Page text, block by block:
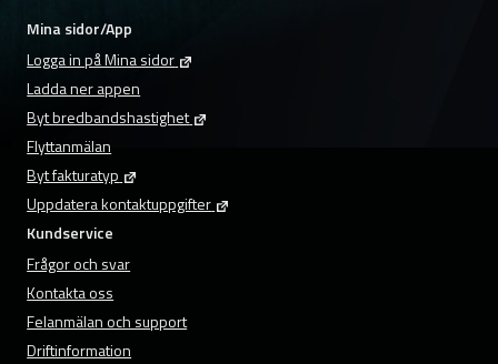
Mina sidor/App
Logga in på Mina sidor
Ladda ner appen
Byt bredbandshastighet
Flyttanmälan
Byt fakturatyp
Uppdatera kontaktuppgifter
Kundservice
Frågor och svar
Kontakta oss
Felanmälan och support
Driftinformation